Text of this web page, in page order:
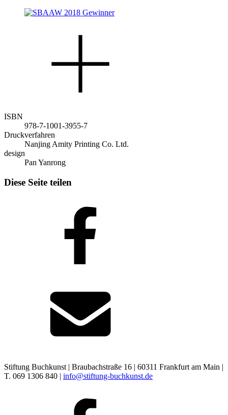
ISBN
978-7-1001-3955-7
Druckverfahren
Nanjing Amity Printing Co. Ltd.
design
Pan Yanrong
Diese Seite teilen
Stiftung Buchkunst | Braubachstraße 16 | 60311 Frankfurt am Main |
T. 069 1306 840 | info@stiftung-buchkunst.de